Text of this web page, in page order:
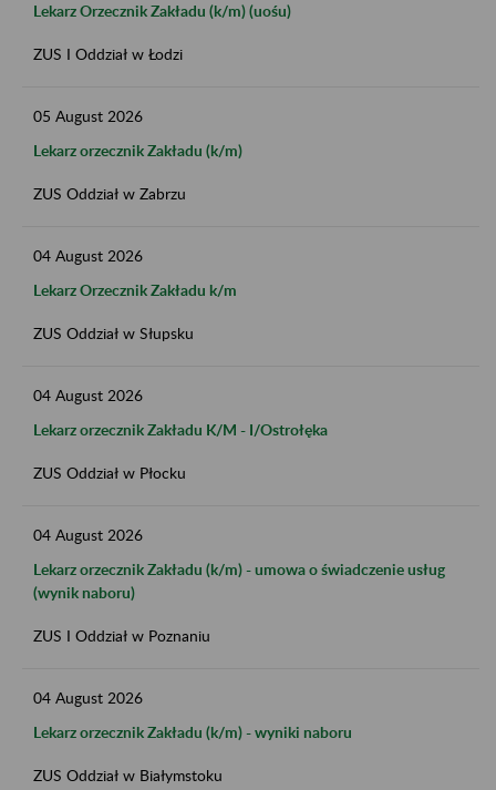
Lekarz Orzecznik Zakładu (k/m) (uośu)
ZUS I Oddział w Łodzi
05 August 2026
Lekarz orzecznik Zakładu (k/m)
ZUS Oddział w Zabrzu
04 August 2026
Lekarz Orzecznik Zakładu k/m
ZUS Oddział w Słupsku
04 August 2026
Lekarz orzecznik Zakładu K/M​ - I/Ostrołęka
ZUS Oddział w Płocku
04 August 2026
Lekarz orzecznik Zakładu (k/m) - umowa o świadczenie usług
(wynik naboru)
ZUS I Oddział w Poznaniu
04 August 2026
Lekarz orzecznik Zakładu (k/m) - wyniki naboru
ZUS Oddział w Białymstoku